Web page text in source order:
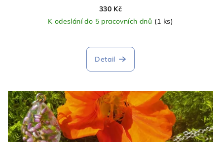
330 Kč
K odeslání do 5 pracovních dnů (1 ks)
Detail